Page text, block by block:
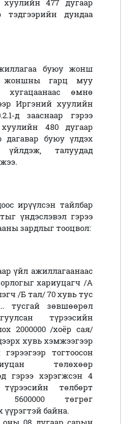
477 дугаар
тэдгээрийн дундаа
буюу жонш
жоншны гарц муу
хугацаанаас өмнө
Иргэний хуулийн
д зааснаар гэрээ
480 дугаар
дагавар буюу үлдэх
үйлдэж, талуудад
ирүүлсэн тайлбар
үндэслэвэл гэрээ
зардлыг тооцвол:
үйл ажиллагаанаас
хариуцагч /А
/Б тал/ 70 хувь тус
тусгай зөвшөөрөл
түрээсийн
2000000 /хоёр сая/
хувь хэмжээгээр
тогтоосон
төлөхөөр
гэрээ хэрэгжсэн 4
төлбөрт
төгрөг
үүрэгтэй байна.